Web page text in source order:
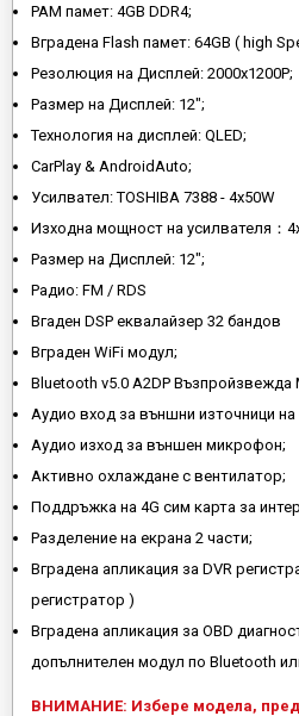
РАМ памет: 4GB DDR4;
Вградена Flash памет: 64GB ( high
Резолюция на Дисплей: 2000x1200P;
Размер на Дисплей: 12";
Технология на дисплей: QLED;
CarPlay & AndroidAuto;
Усилвател: TOSHIBA 7388 - 4x50W
Изходна мощност на усилвателя：
Размер на Дисплей: 12";
Радио: FM / RDS
Вгаден DSP еквалайзер 32 бандов
Вграден WiFi модул;
Bluetooth v5.0 A2DP Възпройзвежда
Аудио вход за външни източници на
Аудио изход за външен микрофон;
Активно охлаждане с вентилатор;
Поддръжка на 4G сим карта за
Разделение на екрана 2 части;
Вградена апликация за DVR
регистратор )
Вградена апликация за OBD
допълнителен модул по Bluetooth
ВНИМАНИЕ: Избере модела,